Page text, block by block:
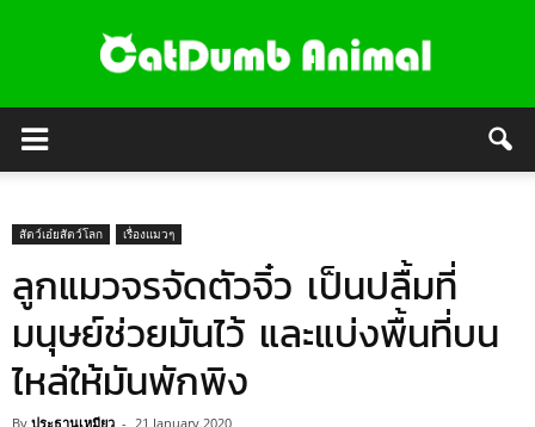
สัตว์เอ๋ยสัตว์โลก เรื่องแมวๆ
ลูกแมวจรจัดตัวจิ๋ว เป็นปลื้มที่
มนุษย์ช่วยมันไว้ และแบ่งพื้นที่บน
ไหล่ให้มันพักพิง
By ประธานเหมียว - 21 January 2020